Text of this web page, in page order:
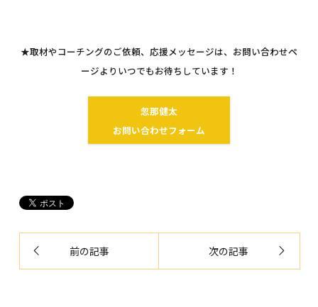
★取材やコーチングのご依頼、応援メッセージは、お問い合わせペ
ージよりいつでもお待ちしています！
忽那健太
お問い合わせフォーム
前の記事 次の記事